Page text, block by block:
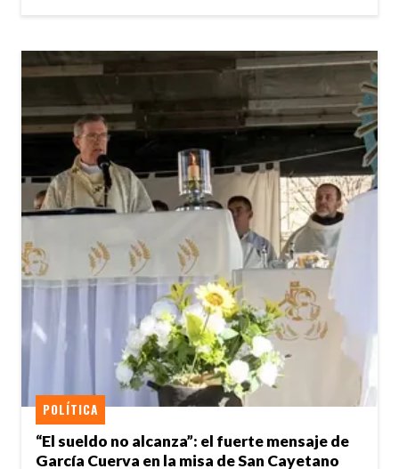
“El sueldo no alcanza”: el fuerte mensaje de
García Cuerva en la misa de San Cayetano
POLÍTICA